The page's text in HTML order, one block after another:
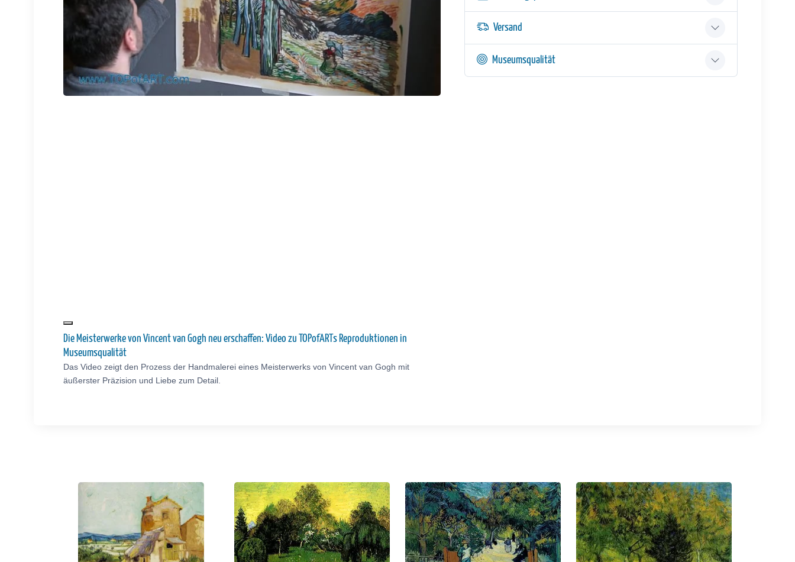
Die Meisterwerke von Vincent van Gogh neu erschaffen: Video zu TOPofARTs Reproduktionen in
Museumsqualität
Das Video zeigt den Prozess der Handmalerei eines Meisterwerks von Vincent van Gogh mit
äußerster Präzision und Liebe zum Detail.
Versand
Museumsqualität